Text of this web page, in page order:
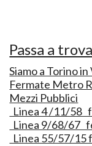
Passa a
Siamo a Torino
Fermate Metro
Mezzi Pubblici
Linea 4 /11/58
Linea 9/68/67
Linea 55/57/15